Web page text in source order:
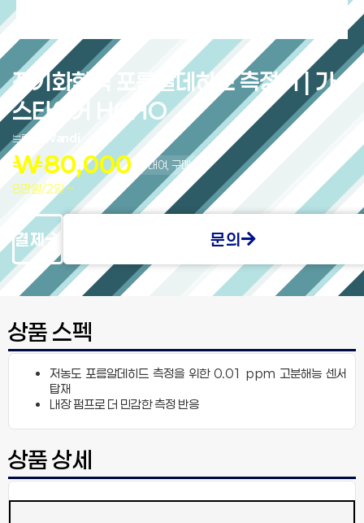
전기화학식 포름알데히드 측정기 | 가
스타이거 HCHO
브랜드:
₩80,000 대여, 구매
8만원/2일 ~
결제 문의
상품 상세
상품 스펙
저농도 포름알데히드 측정을 위한 0.01 ppm 고분해능 센서
탑재
내장 펌프로 더 민감한 측정 반응